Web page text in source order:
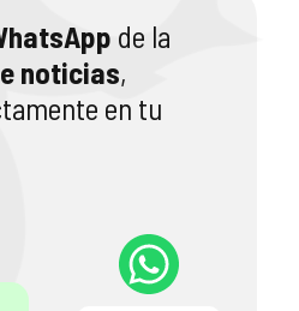
de la
noticias,
en tu